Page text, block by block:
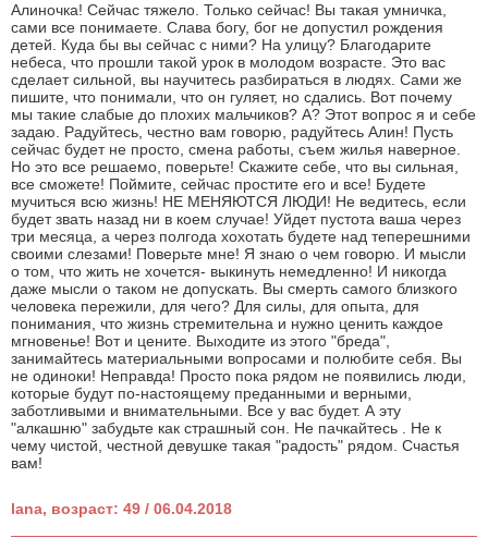
Алиночка! Сейчас тяжело. Только сейчас! Вы такая умничка,
сами все понимаете. Слава богу, бог не допустил рождения
детей. Куда бы вы сейчас с ними? На улицу? Благодарите
небеса, что прошли такой урок в молодом возрасте. Это вас
сделает сильной, вы научитесь разбираться в людях. Сами же
пишите, что понимали, что он гуляет, но сдались. Вот почему
мы такие слабые до плохих мальчиков? А? Этот вопрос я и себе
задаю. Радуйтесь, честно вам говорю, радуйтесь Алин! Пусть
сейчас будет не просто, смена работы, съем жилья наверное.
Но это все решаемо, поверьте! Скажите себе, что вы сильная,
все сможете! Поймите, сейчас простите его и все! Будете
мучиться всю жизнь! НЕ МЕНЯЮТСЯ ЛЮДИ! Не ведитесь, если
будет звать назад ни в коем случае! Уйдет пустота ваша через
три месяца, а через полгода хохотать будете над теперешними
своими слезами! Поверьте мне! Я знаю о чем говорю. И мысли
о том, что жить не хочется- выкинуть немедленно! И никогда
даже мысли о таком не допускать. Вы смерть самого близкого
человека пережили, для чего? Для силы, для опыта, для
понимания, что жизнь стремительна и нужно ценить каждое
мгновенье! Вот и цените. Выходите из этого "бреда",
занимайтесь материальными вопросами и полюбите себя. Вы
не одиноки! Неправда! Просто пока рядом не появились люди,
которые будут по-настоящему преданными и верными,
заботливыми и внимательными. Все у вас будет. А эту
"алкашню" забудьте как страшный сон. Не пачкайтесь . Не к
чему чистой, честной девушке такая "радость" рядом. Счастья
вам!
lana, возраст: 49 / 06.04.2018